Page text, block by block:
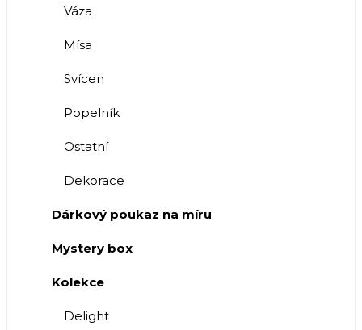
Váza
Mísa
Svícen
Popelník
Ostatní
Dekorace
Dárkový poukaz na míru
Mystery box
Kolekce
Delight